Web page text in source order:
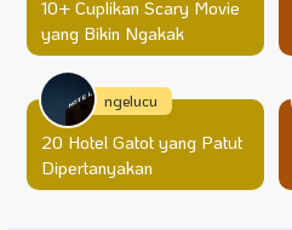
10+ Cuplikan Scary Movie
yang Bikin Ngakak
20 Hotel Gatot yang Patut
Dipertanyakan
ngelucu